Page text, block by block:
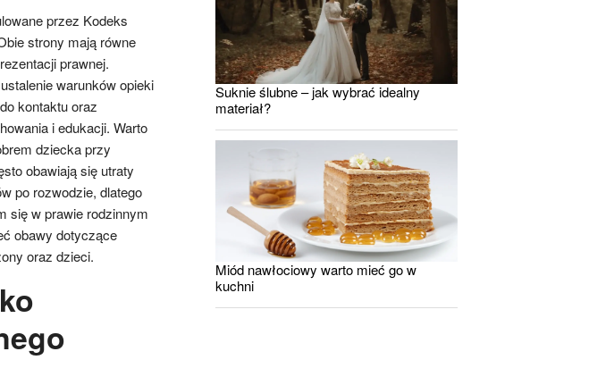
przez Kodeks
strony mają równe
prawnej.
warunków opieki
kontaktu oraz
i edukacji. Warto
dziecka przy
obawiają się utraty
po rozwodzie, dlatego
się w prawie rodzinnym
obawy dotyczące
oraz dzieci.
Suknie ślubne – jak wybrać idealny
materiał?
Miód nawłociowy warto mieć go w
kuchni